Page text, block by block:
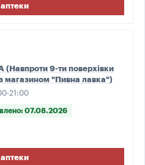
(Навпроти 9-ти поверхівки
магазином "Пивна лавка")
21:00
07.08.2026